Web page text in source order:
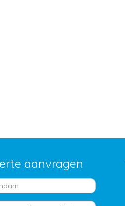
aanvragen